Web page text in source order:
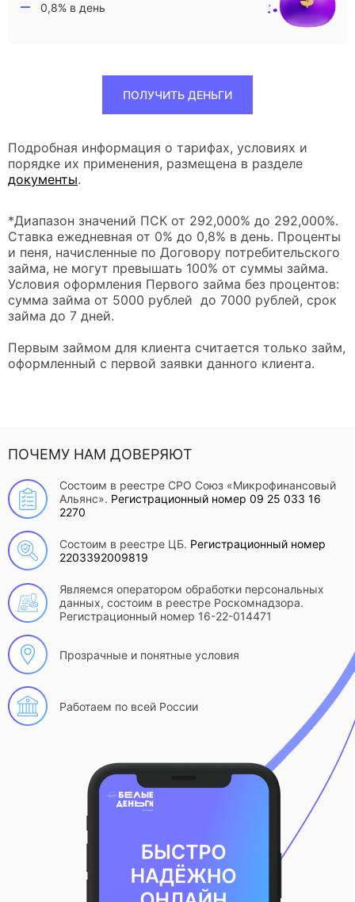
0,8% в день
ПОЛУЧИТЬ ДЕНЬГИ
Подробная информация о тарифах, условиях и
порядке их применения, размещена в разделе
документы.
*Диапазон значений ПСК от 292,000% до 292,000%.
Ставка ежедневная от 0% до 0,8% в день. Проценты
и пеня, начисленные по Договору потребительского
займа, не могут превышать 100% от суммы займа.
Условия оформления Первого займа без процентов:
сумма займа от 5000 рублей до 7000 рублей, срок
займа до 7 дней.
Первым займом для клиента считается только займ,
оформленный с первой заявки данного клиента.
ПОЧЕМУ НАМ ДОВЕРЯЮТ
Состоим в реестре СРО Союз «Микрофинансовый
Альянс». Регистрационный номер 09 25 033 16
2270
Состоим в реестре ЦБ. Регистрационный номер
2203392009819
Являемся оператором обработки персональных
данных, состоим в реестре Роскомнадзора.
Регистрационный номер 16-22-014471
Прозрачные и понятные условия
Работаем по всей России